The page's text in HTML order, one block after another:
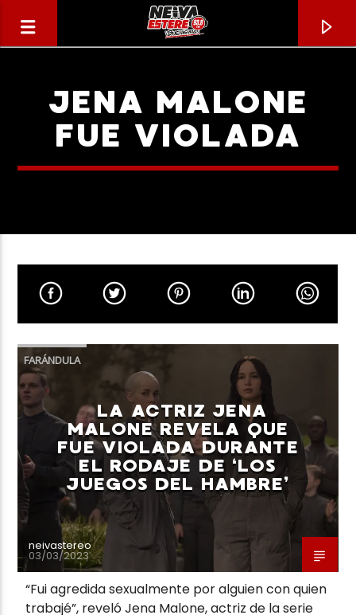
CANCIÓN ACTUAL
TÍTULO
ARTISTA
Neiva Estereo
JENA MALONE
FUE VIOLADA
FARÁNDULA
LA ACTRIZ JENA
MALONE REVELA QUE
FUE VIOLADA DURANTE
EL RODAJE DE ‘LOS
JUEGOS DEL HAMBRE’
neivastereo
03/03/2023
“Fui agredida sexualmente por alguien con quien
trabajé”, reveló Jena Malone, actriz de la serie